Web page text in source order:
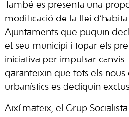
També es presenta una
modificació de la llei
Ajuntaments que puguin
el seu municipi i topar els
iniciativa per impulsar canvis.
garanteixin que tots els
urbanístics es dediquin
Així mateix, el Grup